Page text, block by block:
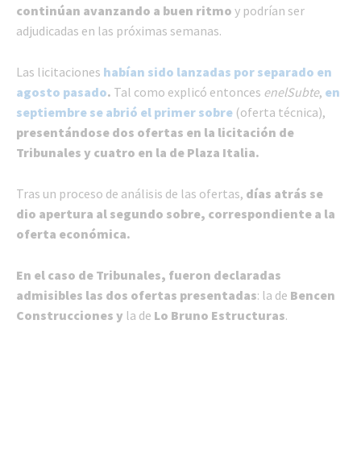
continúan avanzando a buen ritmo y podrían ser
adjudicadas en las próximas semanas.
Las licitaciones habían sido lanzadas por separado en
agosto pasado. Tal como explicó entonces enelSubte, en
septiembre se abrió el primer sobre (oferta técnica),
presentándose dos ofertas en la licitación de
Tribunales y cuatro en la de Plaza Italia.
Tras un proceso de análisis de las ofertas, días atrás se
dio apertura al segundo sobre, correspondiente a la
oferta económica.
En el caso de Tribunales, fueron declaradas
admisibles las dos ofertas presentadas: la de Bencen
Construcciones y la de Lo Bruno Estructuras.